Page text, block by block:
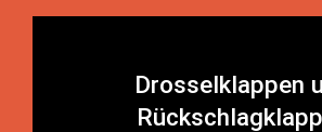
Drosselklappen